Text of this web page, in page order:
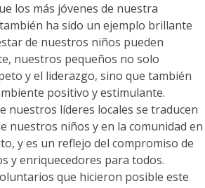
los más jóvenes de nuestra
ha sido un ejemplo brillante
de nuestros niños pueden
nuestros pequeños no solo
y el liderazgo, sino que también
positivo y estimulante.
nuestros líderes locales se traducen
nuestros niños y en la comunidad en
y es un reflejo del compromiso de
y enriquecedores para todos.
que hicieron posible este